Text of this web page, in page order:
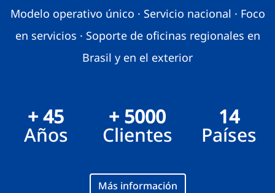
Modelo operativo único · Servicio nacional · Foco
en servicios · Soporte de oficinas regionales en
Brasil y en el exterior
+ 45
Años
+ 5000
Clientes
14
Países
Más información